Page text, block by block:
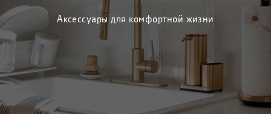
Аксессуары для комфортной жизни